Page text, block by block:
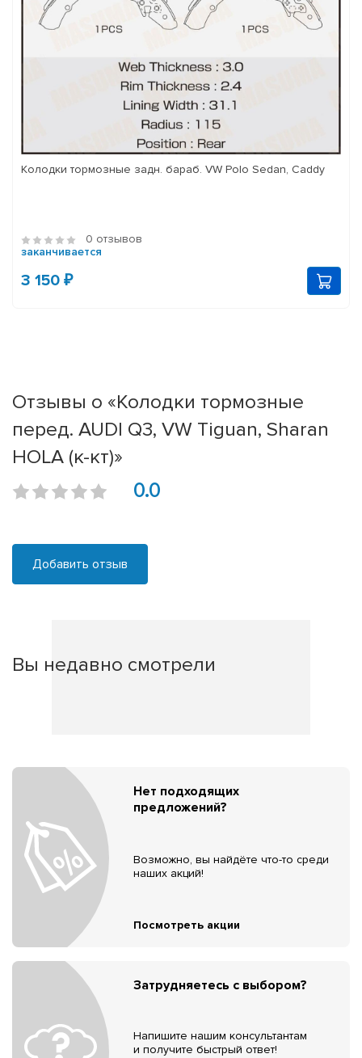
Колодки тормозные задн. бараб. VW Polo Sedan, Caddy
0 отзывов
заканчивается
3 150 ₽
Отзывы о «Колодки тормозные
перед. AUDI Q3, VW Tiguan, Sharan
HOLA (к-кт)»
0.0
Добавить отзыв
Вы недавно смотрели
Нет подходящих
предложений?
Возможно, вы найдёте что-то среди
наших акций!
Посмотреть акции
Затрудняетесь с выбором?
Напишите нашим консультантам
и получите быстрый ответ!